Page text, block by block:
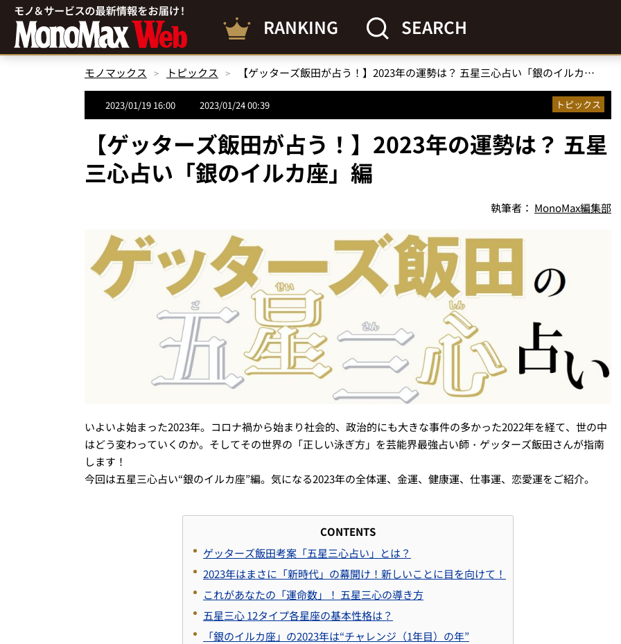
RANKING SEARCH
モノマックス トピックス 【ゲッターズ飯田が占う！】2023年の運勢は？ 五星三心占い「銀のイルカ座」編
2023/01/19 16:00 2023/01/24 00:39 トピックス
【ゲッターズ飯田が占う！】2023年の運勢は？ 五星
三心占い「銀のイルカ座」編
執筆者： MonoMax編集部
いよいよ始まった2023年。コロナ禍から始まり社会的、政治的にも大きな事件の多かった2022年を経て、世の中
はどう変わっていくのか。そしてその世界の「正しい泳ぎ方」を芸能界最強占い師・ゲッターズ飯田さんが指南
します！
今回は五星三心占い“銀のイルカ座”編。気になる2023年の全体運、金運、健康運、仕事運、恋愛運をご紹介。
CONTENTS
ゲッターズ飯田考案「五星三心占い」とは？
2023年はまさに「新時代」の幕開け！新しいことに目を向けて！
これがあなたの「運命数」！ 五星三心の導き方
五星三心 12タイプ各星座の基本性格は？
「銀のイルカ座」の2023年は“チャレンジ（1年目）の年”